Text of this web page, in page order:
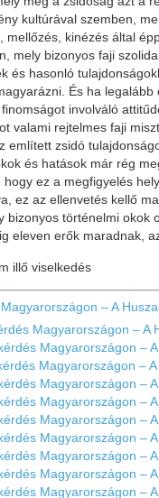
kultúrával szemben,
mellőzés, kinézés által
mely bizonyos faji
és hasonló
És ha
involváló
valami rejtelmes faji
említett zsidó
és hatások már rég
ez a megfigyelés
ez az ellenvetés kellő
bizonyos történelmi okok
eleven erők maradnak,
illő viselkedés
– A
Magyarországon – A
Magyarországon –
Magyarországon –
Magyarországon –
Magyarországon –
Magyarországon –
Magyarországon –
Magyarországon –
Magyarországon –
Magyarországon –